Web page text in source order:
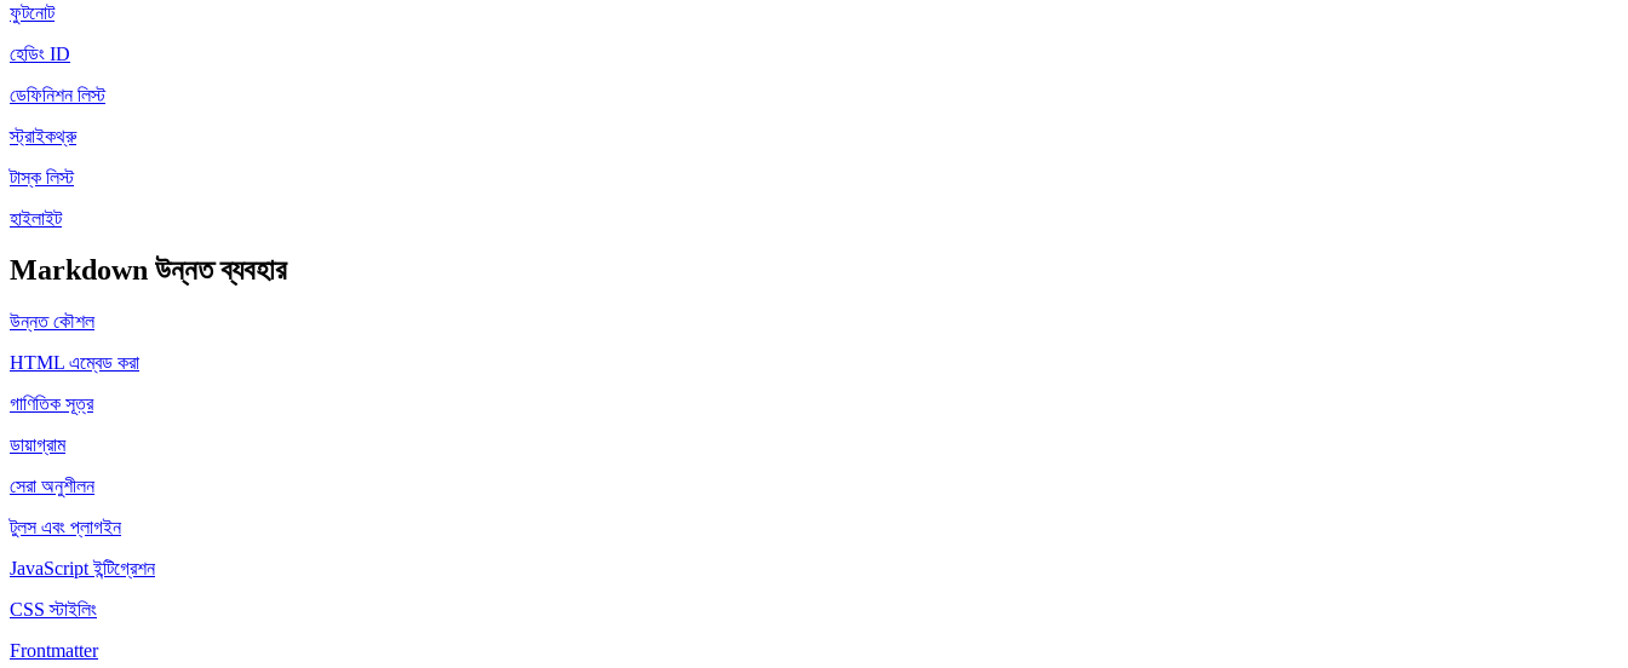
ফুটনোট
হেডিং ID
ডেফিনিশন লিস্ট
স্ট্রাইকথ্রু
টাস্ক লিস্ট
হাইলাইট
Markdown উন্নত ব্যবহার
উন্নত কৌশল
HTML এম্বেড করা
গাণিতিক সূত্র
ডায়াগ্রাম
সেরা অনুশীলন
টুলস এবং প্লাগইন
JavaScript ইন্টিগ্রেশন
CSS স্টাইলিং
Frontmatter